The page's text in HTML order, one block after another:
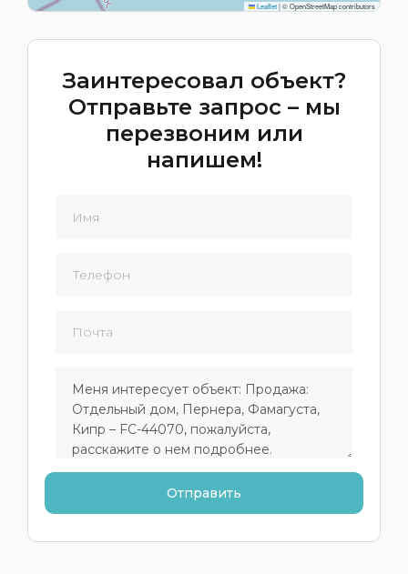
Leaflet|© OpenStreetMap contributors
Заинтересовал объект?
Отправьте запрос – мы
перезвоним или
напишем!